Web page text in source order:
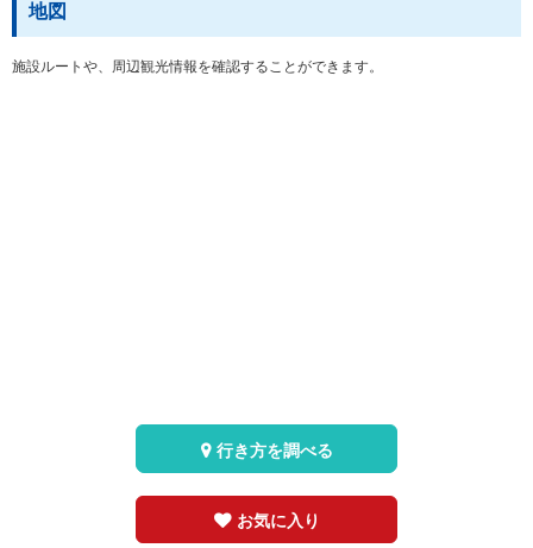
地図
施設ルートや、周辺観光情報を確認することができます。
お気に入り
行き方を調べる